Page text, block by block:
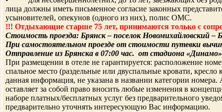
лица должны иметь письменное согласие законных
усыновителей, опекунов (одного из них), полис ОМС.
!!! Отдыхающие старше 75 лет, принимаются только с
Стоимость проезда: Брянск – поселок Новомихайловский –
При самостоятельном проезде от стоимости путевки
Отправление из Брянска в 07:00 час. от стадиона
При размещении в отеле не гарантируется: расположение
спальное место (раздельные или двуспальные кровати, кресло
данная информация, не указана в названии категории
оставляет за собой право вносить любые изменения в
наборе платных/бесплатных услуг без предварительного
предварительно уточнять интересующую Вас информацию.